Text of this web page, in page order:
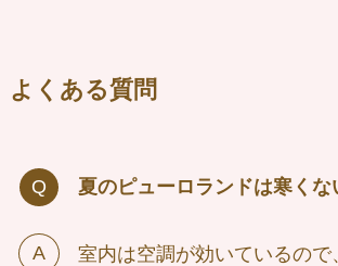
よくある質問
夏のピューロランドは寒くな
室内は空調が効いているので